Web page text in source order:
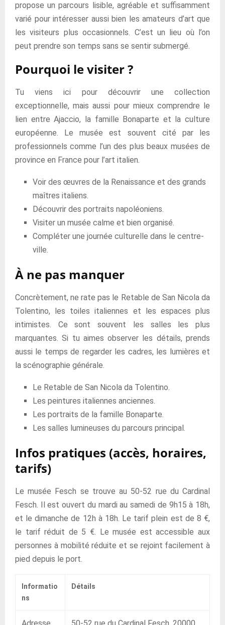
propose un parcours lisible, agréable et suffisamment
varié pour intéresser aussi bien les amateurs d’art que
les visiteurs plus occasionnels. C’est un lieu où l’on
peut prendre son temps sans se sentir submergé.
Pourquoi le visiter ?
Tu viens ici pour découvrir une collection
exceptionnelle, mais aussi pour mieux comprendre le
lien entre Ajaccio, la famille Bonaparte et la culture
européenne. Le musée est souvent cité par les
professionnels comme l’un des plus beaux musées de
province en France pour l’art italien.
Voir des œuvres de la Renaissance et des grands
maîtres italiens.
Découvrir des portraits napoléoniens.
Visiter un musée calme et bien organisé.
Compléter une journée culturelle dans le centre-
ville.
À ne pas manquer
Concrètement, ne rate pas le Retable de San Nicola da
Tolentino, les toiles italiennes et les espaces plus
intimistes. Ce sont souvent les salles les plus
marquantes. Si tu aimes observer les détails, prends
aussi le temps de regarder les cadres, les lumières et
la scénographie générale.
Le Retable de San Nicola da Tolentino.
Les peintures italiennes anciennes.
Les portraits de la famille Bonaparte.
Les salles lumineuses du parcours principal.
Infos pratiques (accès, horaires,
tarifs)
Le musée Fesch se trouve au 50-52 rue du Cardinal
Fesch. Il est ouvert du mardi au samedi de 9h15 à 18h,
et le dimanche de 12h à 18h. Le tarif plein est de 8 €,
le tarif réduit de 5 €. Le musée est accessible aux
personnes à mobilité réduite et se rejoint facilement à
pied depuis le port.
Informatio
ns
Détails